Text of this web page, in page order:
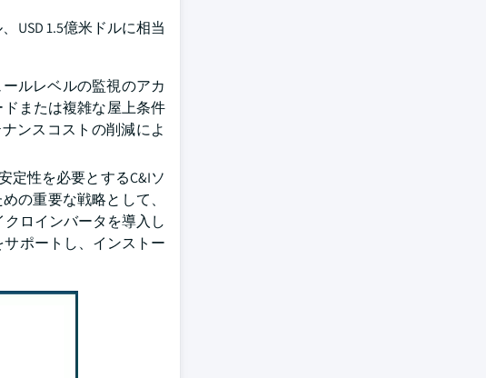
USD 1.5億米ドルに相当
ルレベルの監視のアカ
または複雑な屋上条件
ンスコストの削減によ
定性を必要とするC&Iソ
の重要な戦略として、
クロインバータを導入し
ポートし、インストー